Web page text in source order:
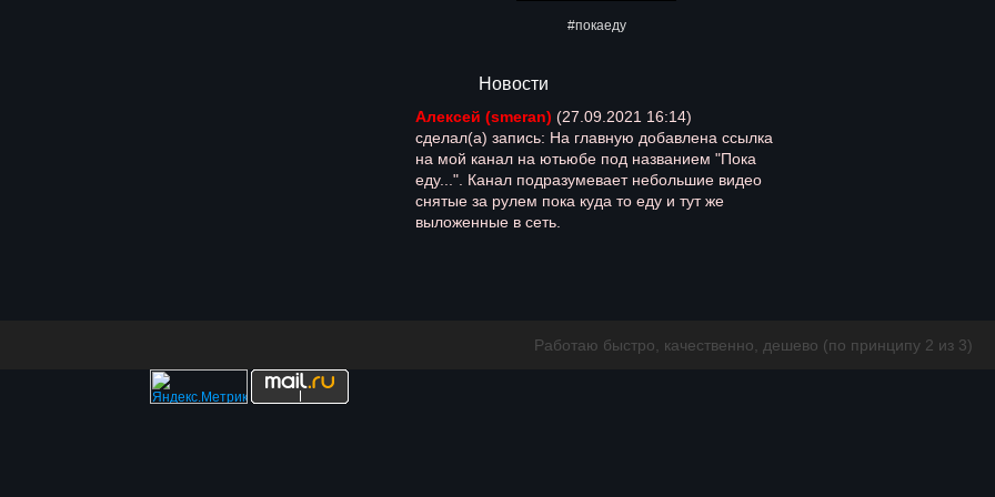
#покаеду
Новости
Алексей (smeran) (27.09.2021 16:14)
сделал(а) запись: На главную добавлена ссылка
на мой канал на ютьюбе под названием "Пока
еду...". Канал подразумевает небольшие видео
снятые за рулем пока куда то еду и тут же
выложенные в сеть.
Работаю быстро, качественно, дешево (по принципу 2 из 3)